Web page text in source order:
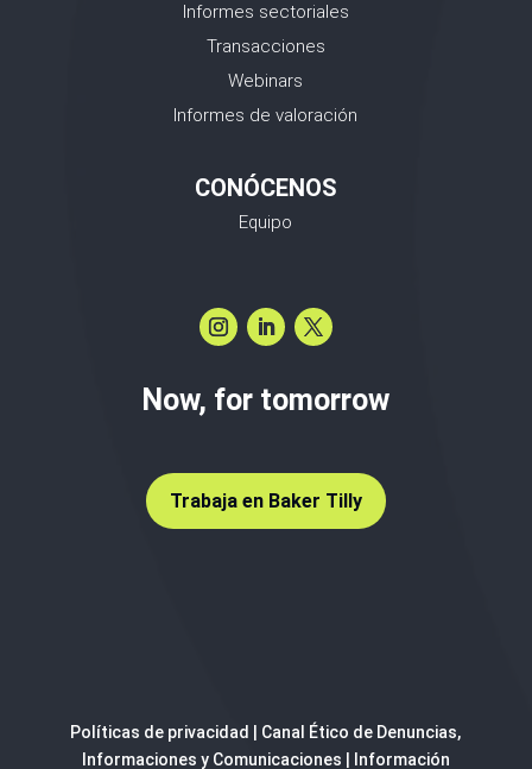
Informes sectoriales
Transacciones
Webinars
Informes de valoración
CONÓCENOS
Equipo
Now, for tomorrow
Trabaja en Baker Tilly
Políticas de privacidad
Canal Ético de Denuncias,
Informaciones y Comunicaciones
Información